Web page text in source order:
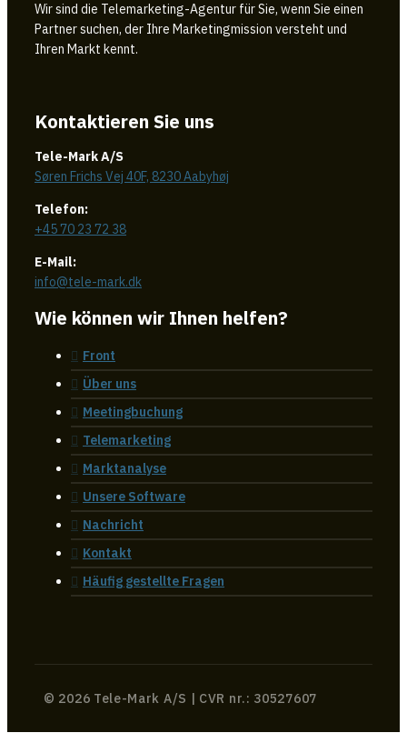
Wir sind die Telemarketing-Agentur für Sie, wenn Sie einen
Partner suchen, der Ihre Marketingmission versteht und
Ihren Markt kennt.
Kontaktieren Sie uns
Tele-Mark A/S
Søren Frichs Vej 40F, 8230 Aabyhøj
Telefon:
+45 70 23 72 38
E-Mail:
info@tele-mark.dk
Wie können wir Ihnen helfen?
Front
Über uns
Meetingbuchung
Telemarketing
Marktanalyse
Unsere Software
Nachricht
Kontakt
Häufig gestellte Fragen
© 2026 Tele-Mark A/S | CVR nr.: 30527607